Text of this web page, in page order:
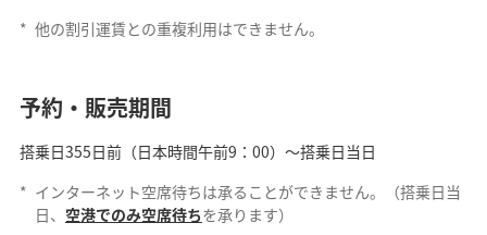
* 他の割引運賃との重複利用はできません。
予約・販売期間
搭乗日355日前（日本時間午前9：00）～搭乗日当日
* インターネット空席待ちは承ることができません。（搭乗日当
日、 空港でのみ空席待ちを承ります）